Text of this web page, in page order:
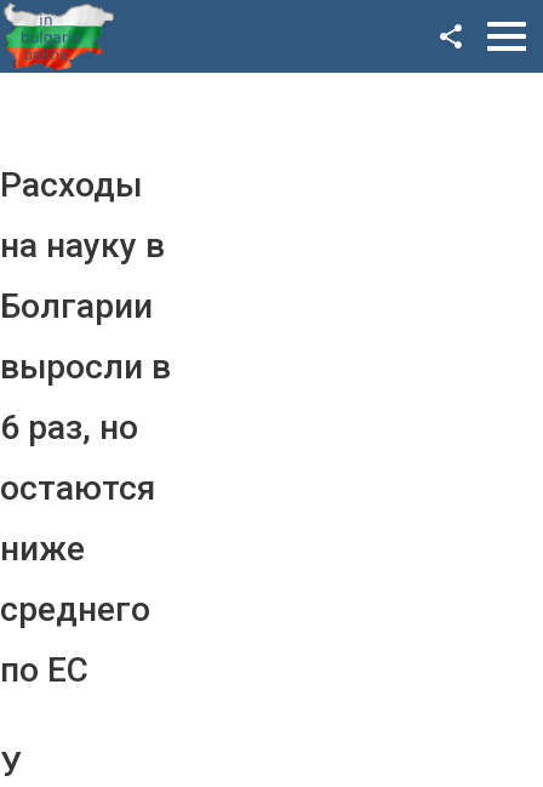
Расходы
на науку в
Болгарии
выросли в
6 раз, но
остаются
ниже
среднего
по ЕС
У